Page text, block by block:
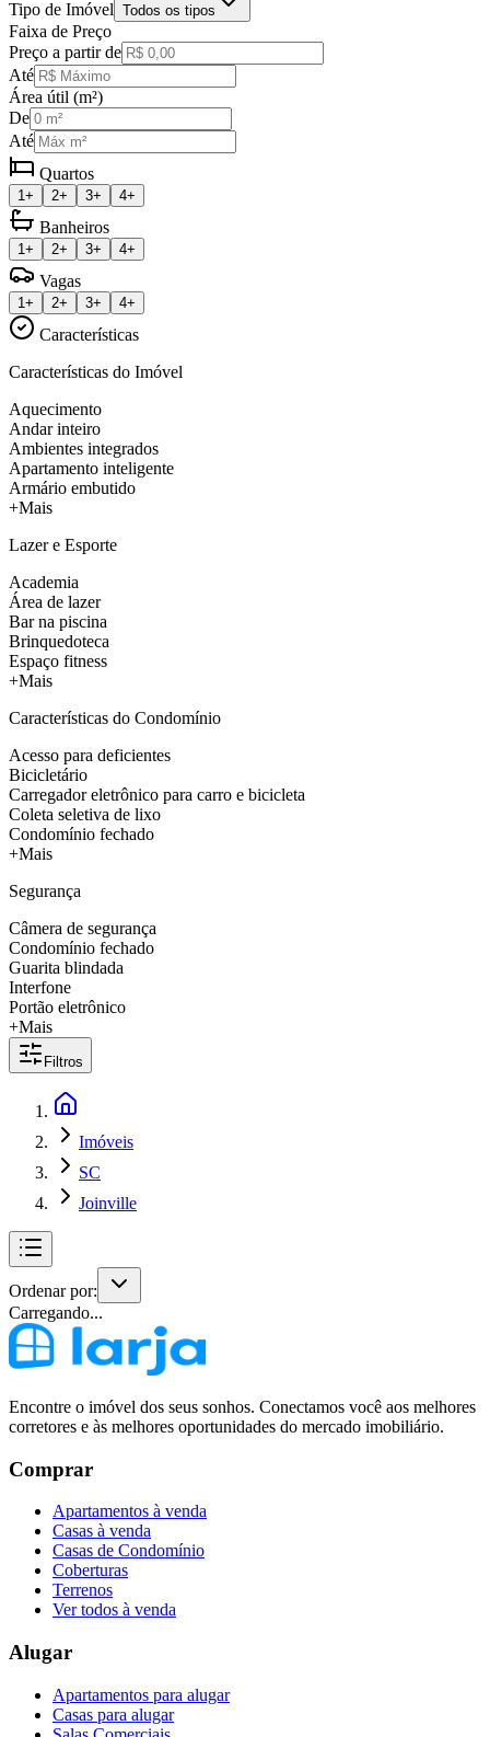
Tipo de Imóvel Todos os tipos
Faixa de Preço
Preço a partir de
Até
Área útil (m²)
De
Até
Quartos
1+ 2+ 3+ 4+
Banheiros
1+ 2+ 3+ 4+
Vagas
1+ 2+ 3+ 4+
Características
Características do Imóvel
Aquecimento
Andar inteiro
Ambientes integrados
Apartamento inteligente
Armário embutido
+Mais
Lazer e Esporte
Academia
Área de lazer
Bar na piscina
Brinquedoteca
Espaço fitness
+Mais
Características do Condomínio
Acesso para deficientes
Bicicletário
Carregador eletrônico para carro e bicicleta
Coleta seletiva de lixo
Condomínio fechado
+Mais
Segurança
Câmera de segurança
Condomínio fechado
Guarita blindada
Interfone
Portão eletrônico
+Mais
Filtros
Imóveis
SC
Joinville
Ordenar por:
Carregando...
Encontre o imóvel dos seus sonhos. Conectamos você aos melhores
corretores e às melhores oportunidades do mercado imobiliário.
Comprar
Apartamentos à venda
Casas à venda
Casas de Condomínio
Coberturas
Terrenos
Ver todos à venda
Alugar
Apartamentos para alugar
Casas para alugar